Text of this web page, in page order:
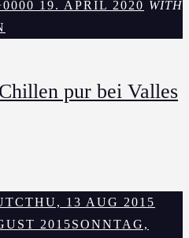
19. APRIL 2020 WITH
pur bei Valles
13 AUG 2015
2015SONNTAG,